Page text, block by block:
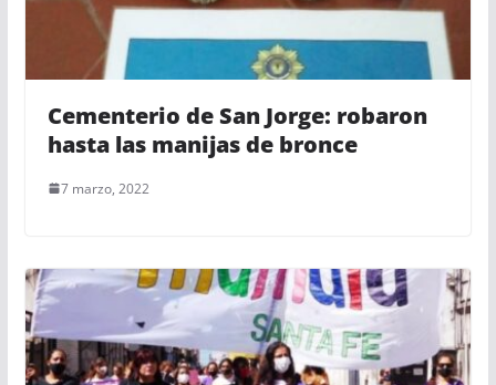
Cementerio de San Jorge: robaron
hasta las manijas de bronce
7 marzo, 2022